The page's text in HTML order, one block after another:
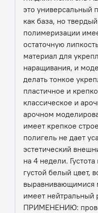
это универсальный
как база, но
полимеризации
остаточную
материал для
наращивания, и
делать тонкое
пластичное и
классическое и
арочном
имеет крепкое
полигель не дает
эстетический
на 4 недели.
густой белый цвет,
выравнивающимися
имеет
ПРИМЕНЕНИЮ: